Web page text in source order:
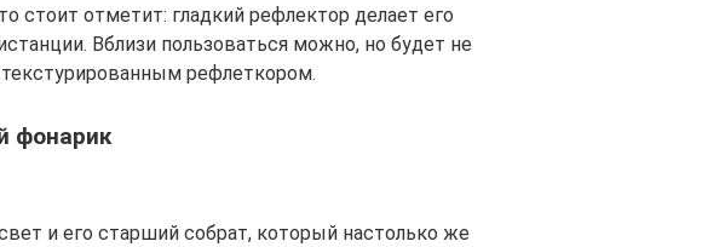
стоит отметит: гладкий рефлектор делает его
Вблизи пользоваться можно, но будет не
рефлеткором.
фонарик
и его старший собрат, который настолько же